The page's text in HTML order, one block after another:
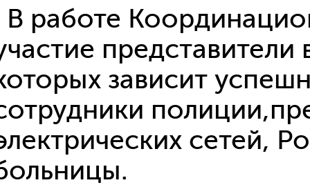
В работе
представители
зависит
сетей,